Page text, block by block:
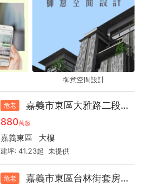
御意空間設計
御意空間設計
御意空間設計
危老
嘉義市東區大雅路二段大樓32.8
880萬起
嘉義東區 大樓
建坪:41.23起 未提供
危老
嘉義市東區台林街套房30.6